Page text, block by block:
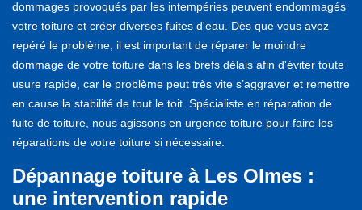
dommages provoqués par les intempéries peuvent endommagés
votre toiture et créer diverses fuites d'eau. Dès que vous avez
repéré le problème, il est important de réparer le moindre
dommage de votre toiture dans les brefs délais afin d'éviter toute
usure rapide, car le problème peut très vite s’aggraver et remettre
en cause la stabilité de tout le toit. Spécialiste en réparation de
fuite de toiture, nous agissons en urgence toiture pour faire les
réparations de votre toiture si nécessaire.
Dépannage toiture à Les Olmes :
une intervention rapide